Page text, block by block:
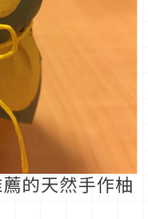
的天然手作柚